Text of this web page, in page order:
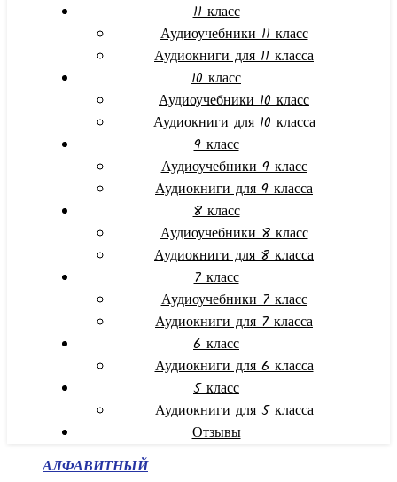
11 класс
Аудиоучебники 11 класс
Аудиокниги для 11 класса
10 класс
Аудиоучебники 10 класс
Аудиокниги для 10 класса
9 класс
Аудиоучебники 9 класс
Аудиокниги для 9 класса
8 класс
Аудиоучебники 8 класс
Аудиокниги для 8 класса
7 класс
Аудиоучебники 7 класс
Аудиокниги для 7 класса
6 класс
Аудиокниги для 6 класса
5 класс
Аудиокниги для 5 класса
Отзывы
АЛФАВИТНЫЙ